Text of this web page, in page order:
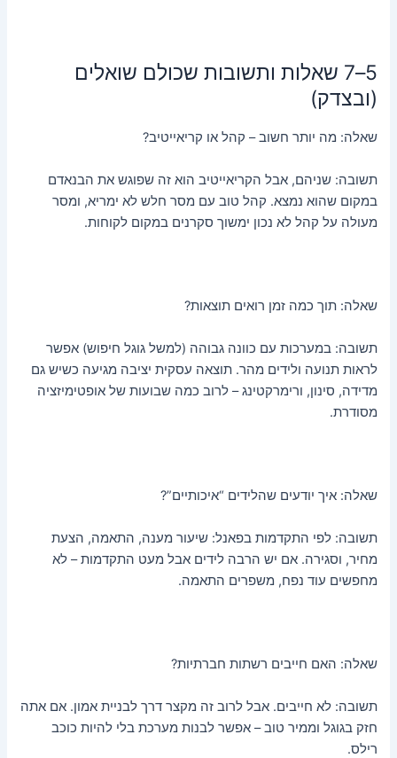
5–7 שאלות ותשובות שכולם שואלים
(ובצדק)
שאלה: מה יותר חשוב – קהל או קריאייטיב?
תשובה: שניהם, אבל הקריאייטיב הוא זה שפוגש את הבנאדם
במקום שהוא נמצא. קהל טוב עם מסר חלש לא ימריא, ומסר
מעולה על קהל לא נכון ימשוך סקרנים במקום לקוחות.
שאלה: תוך כמה זמן רואים תוצאות?
תשובה: במערכות עם כוונה גבוהה (למשל גוגל חיפוש) אפשר
לראות תנועה ולידים מהר. תוצאה עסקית יציבה מגיעה כשיש גם
מדידה, סינון, ורימרקטינג – לרוב כמה שבועות של אופטימיזציה
מסודרת.
שאלה: איך יודעים שהלידים “איכותיים”?
תשובה: לפי התקדמות בפאנל: שיעור מענה, התאמה, הצעת
מחיר, וסגירה. אם יש הרבה לידים אבל מעט התקדמות – לא
מחפשים עוד נפח, משפרים התאמה.
שאלה: האם חייבים רשתות חברתיות?
תשובה: לא חייבים. אבל לרוב זה מקצר דרך לבניית אמון. אם אתה
חזק בגוגל וממיר טוב – אפשר לבנות מערכת בלי להיות כוכב
רילס.